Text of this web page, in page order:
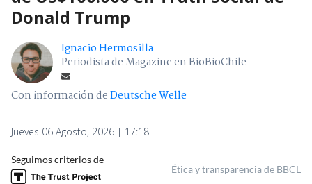
Donald Trump
Ignacio Hermosilla
Periodista de Magazine en BioBioChile
Con información deDeutsche Welle
Jueves 06 Agosto, 2026 | 17:18
Seguimos criterios de
Ética y transparencia de BBCL